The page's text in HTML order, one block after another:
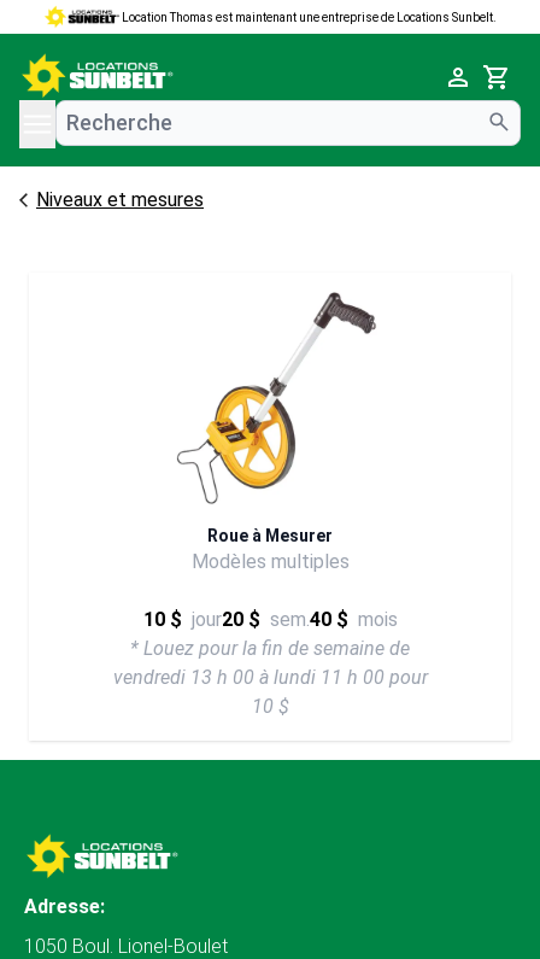
Location Thomas est maintenant une entreprise de Locations Sunbelt.
Cart
menu
Niveaux et mesures
Roue à Mesurer
Modèles multiples
10 $ jour20 $ sem.40 $ mois
* Louez pour la fin de semaine de
vendredi 13 h 00 à lundi 11 h 00 pour
10 $
Adresse:
1050 Boul. Lionel-Boulet